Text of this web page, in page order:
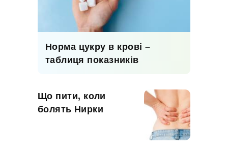
Норма цукру в крові –
таблиця показників
Що пити, коли
болять Нирки